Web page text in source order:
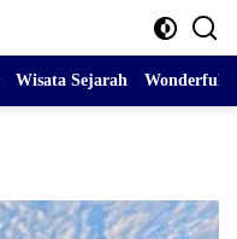
Wisata Sejarah Wonderful